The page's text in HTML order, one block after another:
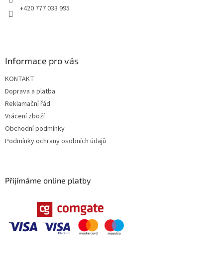
+420 777 033 995
Informace pro vás
KONTAKT
Doprava a platba
Reklamační řád
Vrácení zboží
Obchodní podmínky
Podmínky ochrany osobních údajů
Přijímáme online platby